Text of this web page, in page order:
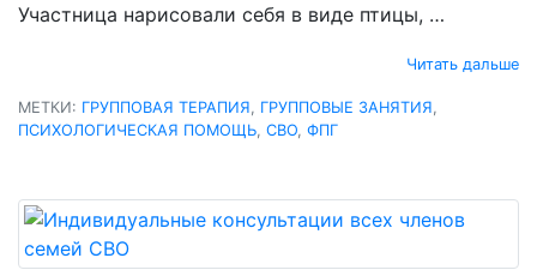
Участница нарисовали себя в виде птицы, …
Читать дальше
МЕТКИ: ГРУППОВАЯ ТЕРАПИЯ, ГРУППОВЫЕ ЗАНЯТИЯ,
ПСИХОЛОГИЧЕСКАЯ ПОМОЩЬ, СВО, ФПГ